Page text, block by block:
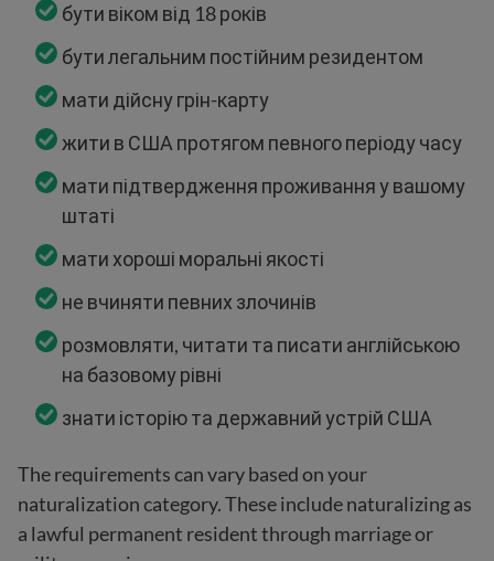
бути віком від 18 років
бути легальним постійним резидентом
мати дійсну грін-карту
жити в США протягом певного періоду часу
мати підтвердження проживання у вашому
штаті
мати хороші моральні якості
не вчиняти певних злочинів
розмовляти, читати та писати англійською
на базовому рівні
знати історію та державний устрій США
The requirements can vary based on your
naturalization category. These include naturalizing as
a lawful permanent resident through marriage or